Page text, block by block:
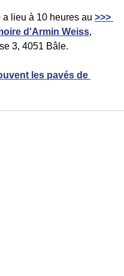
a lieu à 10 heures au >>>
d'Armin Weiss,
3, 4051 Bâle.
les pavés de